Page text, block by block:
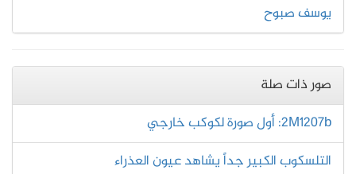
يوسف صبوح
صور ذات صلة
2M1207b: أول صورة لكوكب خارجي
التلسكوب الكبير جداً يشاهد عيون العذراء